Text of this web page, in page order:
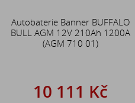
Autobaterie Banner BUFFALO
BULL AGM 12V 210Ah 1200A
(AGM 710 01)
10 111 Kč